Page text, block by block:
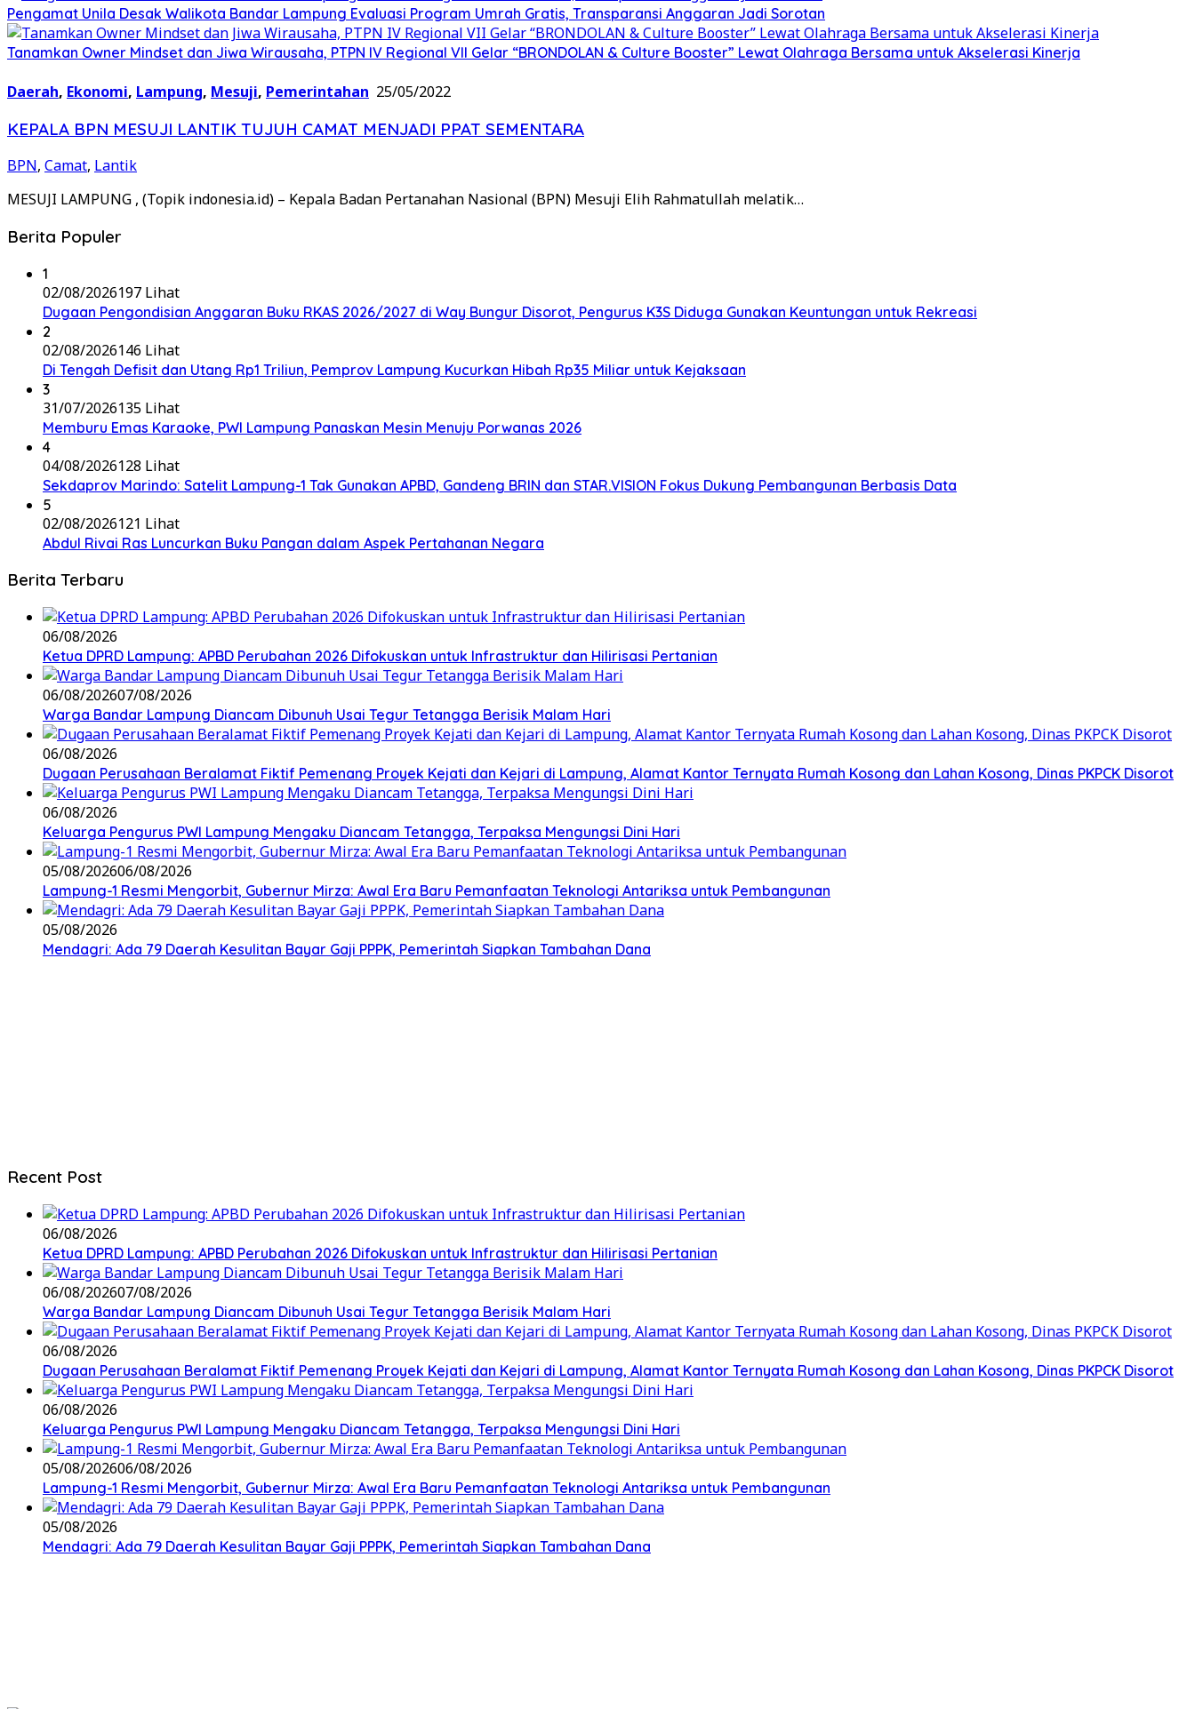
Pengamat Unila Desak Walikota Bandar Lampung Evaluasi Program Umrah Gratis, Transparansi Anggaran Jadi Sorotan
Tanamkan Owner Mindset dan Jiwa Wirausaha, PTPN IV Regional VII Gelar “BRONDOLAN & Culture Booster” Lewat Olahraga Bersama untuk Akselerasi Kinerja
Daerah, Ekonomi, Lampung, Mesuji, Pemerintahan 25/05/2022
KEPALA BPN MESUJI LANTIK TUJUH CAMAT MENJADI PPAT SEMENTARA
BPN, Camat, Lantik
MESUJI LAMPUNG , (Topik indonesia.id) – Kepala Badan Pertanahan Nasional (BPN) Mesuji Elih Rahmatullah melatik…
Berita Populer
1
02/08/2026197 Lihat
Dugaan Pengondisian Anggaran Buku RKAS 2026/2027 di Way Bungur Disorot, Pengurus K3S Diduga Gunakan Keuntungan untuk Rekreasi
2
02/08/2026146 Lihat
Di Tengah Defisit dan Utang Rp1 Triliun, Pemprov Lampung Kucurkan Hibah Rp35 Miliar untuk Kejaksaan
3
31/07/2026135 Lihat
Memburu Emas Karaoke, PWI Lampung Panaskan Mesin Menuju Porwanas 2026
4
04/08/2026128 Lihat
Sekdaprov Marindo: Satelit Lampung-1 Tak Gunakan APBD, Gandeng BRIN dan STAR.VISION Fokus Dukung Pembangunan Berbasis Data
5
02/08/2026121 Lihat
Abdul Rivai Ras Luncurkan Buku Pangan dalam Aspek Pertahanan Negara
Berita Terbaru
06/08/2026
Ketua DPRD Lampung: APBD Perubahan 2026 Difokuskan untuk Infrastruktur dan Hilirisasi Pertanian
06/08/202607/08/2026
Warga Bandar Lampung Diancam Dibunuh Usai Tegur Tetangga Berisik Malam Hari
06/08/2026
Dugaan Perusahaan Beralamat Fiktif Pemenang Proyek Kejati dan Kejari di Lampung, Alamat Kantor Ternyata Rumah Kosong dan Lahan Kosong, Dinas PKPCK Disorot
06/08/2026
Keluarga Pengurus PWI Lampung Mengaku Diancam Tetangga, Terpaksa Mengungsi Dini Hari
05/08/202606/08/2026
Lampung-1 Resmi Mengorbit, Gubernur Mirza: Awal Era Baru Pemanfaatan Teknologi Antariksa untuk Pembangunan
05/08/2026
Mendagri: Ada 79 Daerah Kesulitan Bayar Gaji PPPK, Pemerintah Siapkan Tambahan Dana
Recent Post
06/08/2026
Ketua DPRD Lampung: APBD Perubahan 2026 Difokuskan untuk Infrastruktur dan Hilirisasi Pertanian
06/08/202607/08/2026
Warga Bandar Lampung Diancam Dibunuh Usai Tegur Tetangga Berisik Malam Hari
06/08/2026
Dugaan Perusahaan Beralamat Fiktif Pemenang Proyek Kejati dan Kejari di Lampung, Alamat Kantor Ternyata Rumah Kosong dan Lahan Kosong, Dinas PKPCK Disorot
06/08/2026
Keluarga Pengurus PWI Lampung Mengaku Diancam Tetangga, Terpaksa Mengungsi Dini Hari
05/08/202606/08/2026
Lampung-1 Resmi Mengorbit, Gubernur Mirza: Awal Era Baru Pemanfaatan Teknologi Antariksa untuk Pembangunan
05/08/2026
Mendagri: Ada 79 Daerah Kesulitan Bayar Gaji PPPK, Pemerintah Siapkan Tambahan Dana